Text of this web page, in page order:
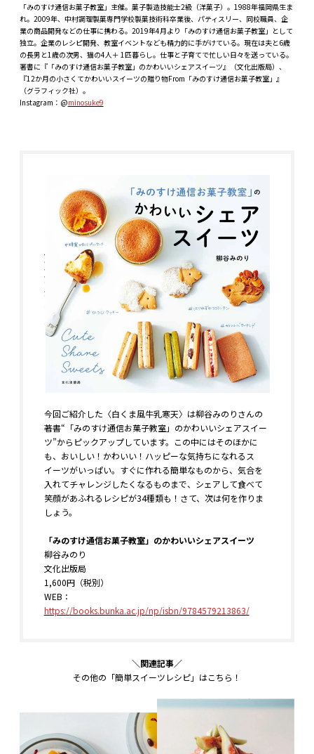
「みのすけ通信お菓子教室」主催。菓子製造技能士2級（洋菓子）。1988年福岡県生ま
れ。2009年、中村調理製菓専門学校製菓技術科卒業後、パティスリー、同校職員、企
業の商品開発などの仕事に携わる。2019年4月より「みのすけ通信お菓子教室」として
独立。企業のレシピ開発、教室イベントなども精力的に手がけている。現在は夫と6歳
の長男と1歳の次男、猫の4人＋ 1匹暮らし。仕事と子育てで忙しい日々を送っている。
著書に『「みのすけ通信お菓子教室」のかわいいシェアスイーツ』（文化出版局）、
『12か月の小さくてかわいいスイーツの贈り物From「みのすけ通信お菓子教室」』
（グラフィック社）。
Instagram：@minosuke9
今回ご紹介した〈白くま風牛乳寒天〉は柳谷みのりさんの
著書“「みのすけ通信お菓子教室」のかわいいシェアスイー
ツ”からピックアップしています。この中にはそのほかに
も、おいしい！かわいい！ハッピーな気持ちになれるス
イーツがいっぱい。すぐに作れる簡単なものから、気合を
入れてチャレンジしたくなるものまで、シェアして食べて
笑顔があふれるレシピが34種類も！さて、次は何を作りま
しょう。
「みのすけ通信お菓子教室」のかわいいシェアスイーツ
柳谷みのり
文化出版局
1,600円（税別）
WEB：
https://books.bunka.ac.jp/np/isbn/9784579213863/
＼関連記事／
その他の「簡単スイーツレシピ」はこちら！